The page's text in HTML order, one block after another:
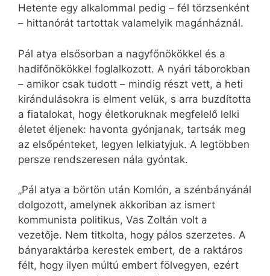
Hetente egy alkalommal pedig – fél törzsenként
– hittanórát tartottak valamelyik magánháznál.
Pál atya elsősorban a nagyfőnökökkel és a
hadifőnökökkel foglalkozott. A nyári táborokban
– amikor csak tudott – mindig részt vett, a heti
kirándulásokra is elment velük, s arra buzdította
a fiatalokat, hogy életkoruknak megfelelő lelki
életet éljenek: havonta gyónjanak, tartsák meg
az elsőpénteket, legyen lelkiatyjuk. A legtöbben
persze rendszeresen nála gyóntak.
„Pál atya a börtön után Komlón, a szénbányánál
dolgozott, amelynek akkoriban az ismert
kommunista politikus, Vas Zoltán volt a
vezetője. Nem titkolta, hogy pálos szerzetes. A
bányaraktárba kerestek embert, de a raktáros
félt, hogy ilyen múltú embert fölvegyen, ezért